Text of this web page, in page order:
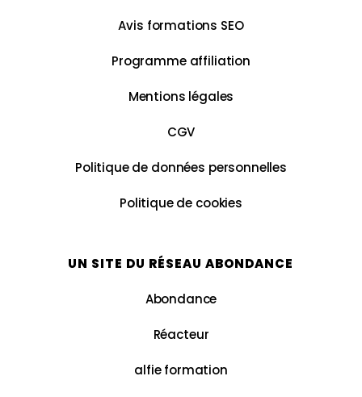
Avis formations SEO
Programme affiliation
Mentions légales
CGV
Politique de données personnelles
Politique de cookies
UN SITE DU RÉSEAU ABONDANCE
Abondance
Réacteur
alfie formation